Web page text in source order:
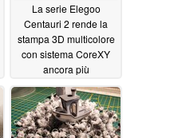
La serie Elegoo
Centauri 2 rende la
stampa 3D multicolore
con sistema CoreXY
ancora più
conveniente06/24/2026